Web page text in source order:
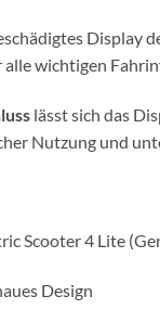
Display
wichtigen
lässt sich das
Nutzung und
Scooter 4 Lite
Design